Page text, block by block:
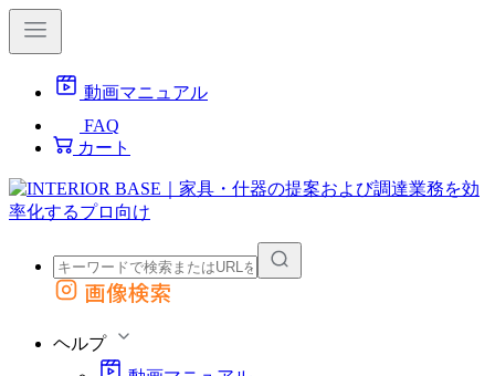
動画マニュアル
FAQ
カート
外部サイトの商品をカートに追加
画像検索
ヘルプ